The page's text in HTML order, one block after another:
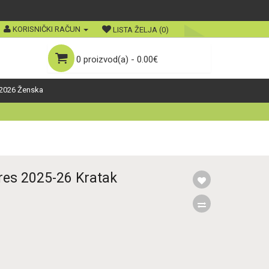
KORISNIČKI RAČUN LISTA ŽELJA (0)
0 proizvod(a) - 0.00€
Ženska
2025-26 Kratak